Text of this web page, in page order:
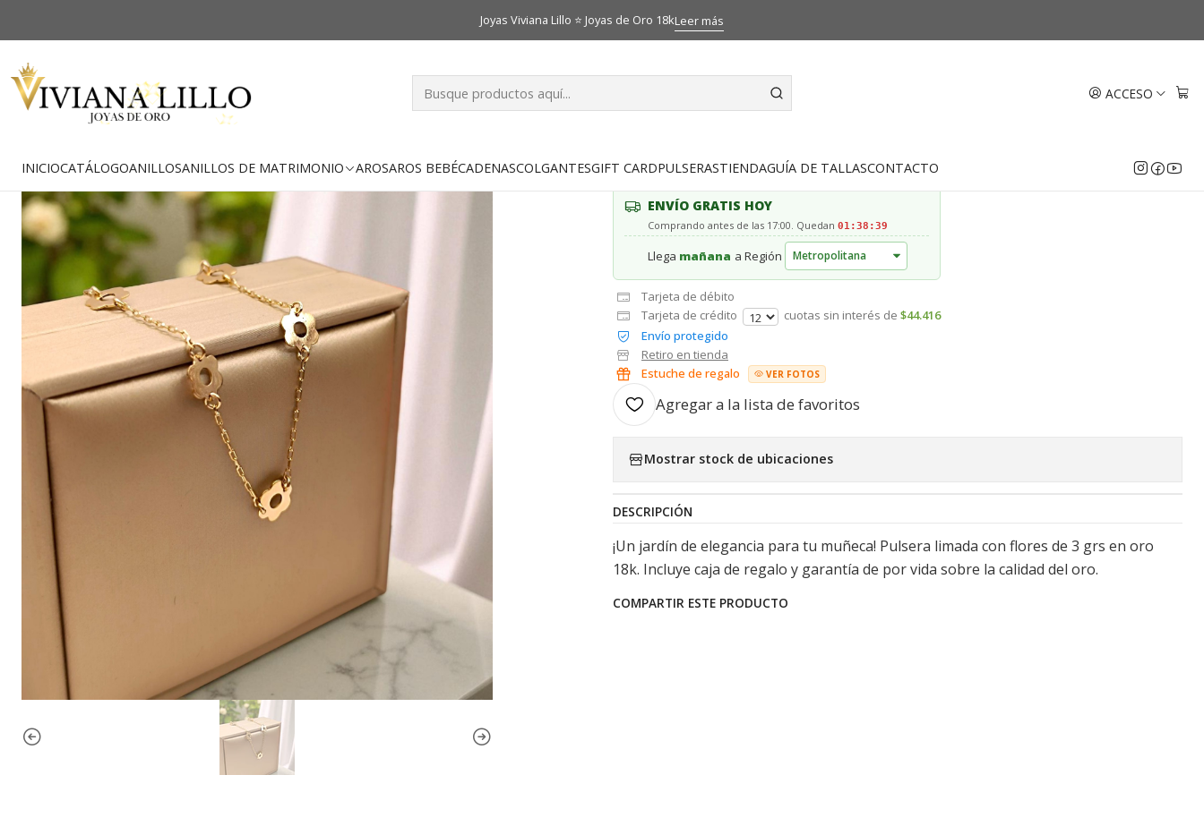
ACCESO
INICIOCATÁLOGOANILLOSANILLOS DE MATRIMONIO AROSAROS BEBÉCADENASCOLGANTESGIFT CARDPULSERASTIENDAGUÍA DE TALLASCONTACTO
Joyas Viviana Lillo ⭐ Joyas de Oro 18kLeer más
Catálogo Pulseras Pulsera flores Oro 18k
-34% OFF
Envío Gratis
|
Pulsera flores Oro 18k
ENVÍO GRATIS HOY
Comprando antes de las 17:00. Quedan 01:38:38
Llega mañana a Región
Tarjeta de débito
Tarjeta de crédito
cuotas sin interés de $44.416
Envío protegido
Retiro en tienda
Estuche de regalo
VER FOTOS
Agregar a la lista de favoritos
Mostrar stock de ubicaciones
DESCRIPCIÓN
¡Un jardín de elegancia para tu muñeca! Pulsera limada con flores de 3 grs en oro
18k. Incluye caja de regalo y garantía de por vida sobre la calidad del oro.
COMPARTIR ESTE PRODUCTO